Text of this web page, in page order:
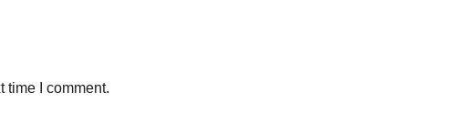
time I comment.